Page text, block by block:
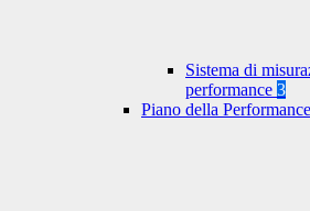
Sistema di
performance 3
Piano della Performance